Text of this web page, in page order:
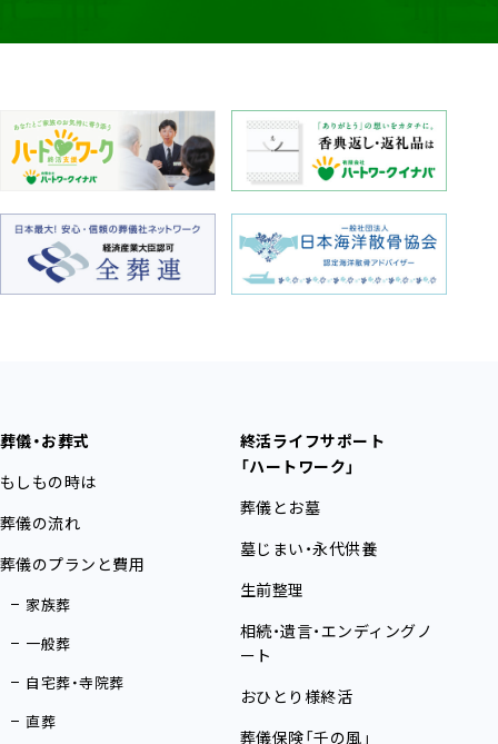
葬儀・お葬式
もしもの時は
葬儀の流れ
葬儀のプランと費用
家族葬
一般葬
自宅葬・寺院葬
直葬
終活ライフサポート
「ハートワーク」
葬儀とお墓
墓じまい・永代供養
生前整理
相続・遺言・エンディングノ
ート
おひとり様終活
葬儀保険「千の風」